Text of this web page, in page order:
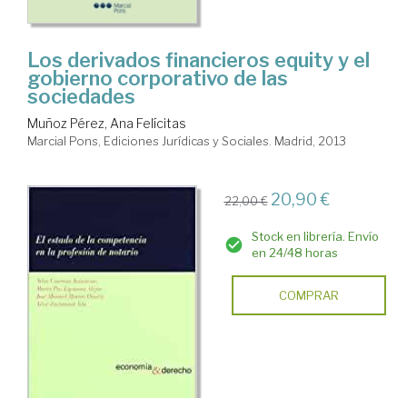
Los derivados financieros equity y el
gobierno corporativo de las
sociedades
Muñoz Pérez, Ana Felícitas
Marcial Pons, Ediciones Jurídicas y Sociales. Madrid, 2013
22,00 € 20,90 €
Stock en librería. Envío
en 24/48 horas
COMPRAR